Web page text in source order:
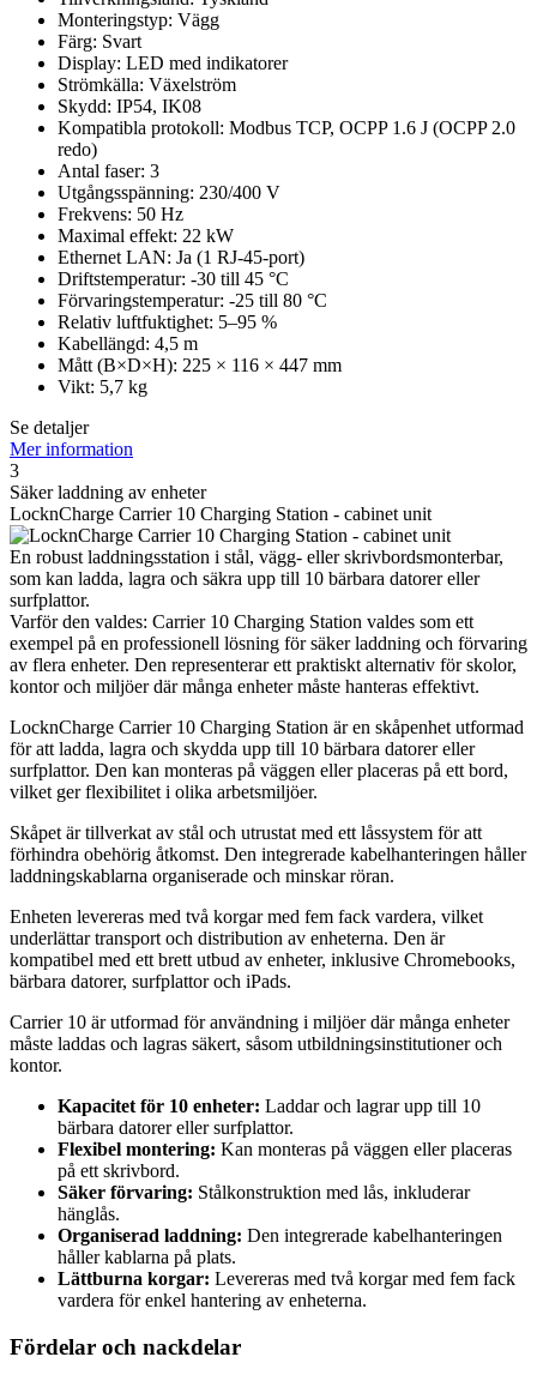
Monteringstyp: Vägg
Färg: Svart
Display: LED med indikatorer
Strömkälla: Växelström
Skydd: IP54, IK08
Kompatibla protokoll: Modbus TCP, OCPP 1.6 J (OCPP 2.0
redo)
Antal faser: 3
Utgångsspänning: 230/400 V
Frekvens: 50 Hz
Maximal effekt: 22 kW
Ethernet LAN: Ja (1 RJ-45-port)
Driftstemperatur: -30 till 45 °C
Förvaringstemperatur: -25 till 80 °C
Relativ luftfuktighet: 5–95 %
Kabellängd: 4,5 m
Mått (B×D×H): 225 × 116 × 447 mm
Vikt: 5,7 kg
Se detaljer
Mer information
3
Säker laddning av enheter
LocknCharge Carrier 10 Charging Station - cabinet unit
En robust laddningsstation i stål, vägg- eller skrivbordsmonterbar,
som kan ladda, lagra och säkra upp till 10 bärbara datorer eller
surfplattor.
Varför den valdes: Carrier 10 Charging Station valdes som ett
exempel på en professionell lösning för säker laddning och förvaring
av flera enheter. Den representerar ett praktiskt alternativ för skolor,
kontor och miljöer där många enheter måste hanteras effektivt.
LocknCharge Carrier 10 Charging Station är en skåpenhet utformad
för att ladda, lagra och skydda upp till 10 bärbara datorer eller
surfplattor. Den kan monteras på väggen eller placeras på ett bord,
vilket ger flexibilitet i olika arbetsmiljöer.
Skåpet är tillverkat av stål och utrustat med ett låssystem för att
förhindra obehörig åtkomst. Den integrerade kabelhanteringen håller
laddningskablarna organiserade och minskar röran.
Enheten levereras med två korgar med fem fack vardera, vilket
underlättar transport och distribution av enheterna. Den är
kompatibel med ett brett utbud av enheter, inklusive Chromebooks,
bärbara datorer, surfplattor och iPads.
Carrier 10 är utformad för användning i miljöer där många enheter
måste laddas och lagras säkert, såsom utbildningsinstitutioner och
kontor.
Kapacitet för 10 enheter: Laddar och lagrar upp till 10
bärbara datorer eller surfplattor.
Flexibel montering: Kan monteras på väggen eller placeras
på ett skrivbord.
Säker förvaring: Stålkonstruktion med lås, inkluderar
hänglås.
Organiserad laddning: Den integrerade kabelhanteringen
håller kablarna på plats.
Lättburna korgar: Levereras med två korgar med fem fack
vardera för enkel hantering av enheterna.
Fördelar och nackdelar